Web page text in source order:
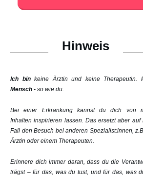
Hinweis
Ich binkeine Ärztin und keine Therapeutin.
Mensch - so wie du.
Bei einer Erkrankung kannst du dich von
Inhalten inspirieren lassen. Das ersetzt aber auf
Fall den Besuch bei anderen Spezialist:innen,
Ärztin oder einem Therapeuten.
Erinnere dich immer daran, dass du die
trägst – für das, was du tust, und für das, was